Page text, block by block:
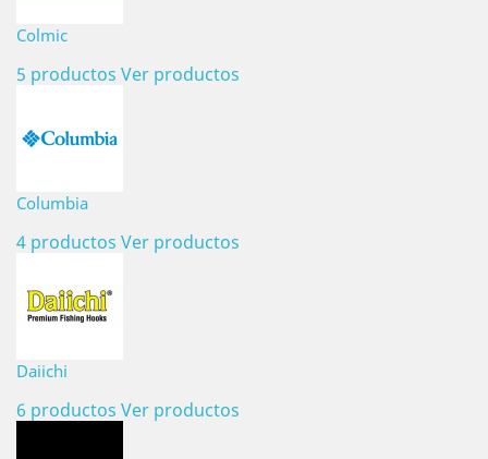
Colmic
5 productos Ver productos
Columbia
4 productos Ver productos
Daiichi
6 productos Ver productos